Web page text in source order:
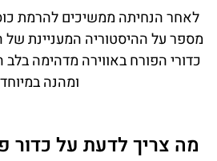
לאחר הנחיתה ממשיכים להרמת
מספר על ההיסטוריה המעניינת
כדורי הפורח באווירה מדהימה בלב
ומהנה
מה צריך לדעת על כדור